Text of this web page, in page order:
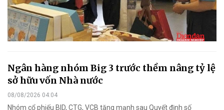
Ngân hàng nhóm Big 3 trước thềm nâng tỷ lệ
sở hữu vốn Nhà nước
08/08/2026 04:04
Nhóm cổ phiếu BID, CTG, VCB tăng mạnh sau Quyết định số